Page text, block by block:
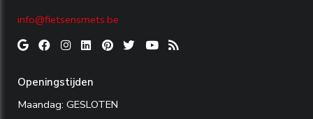
info@fietsensmets.be​​​​​​​
Openingstijden
Maandag: GESLOTEN